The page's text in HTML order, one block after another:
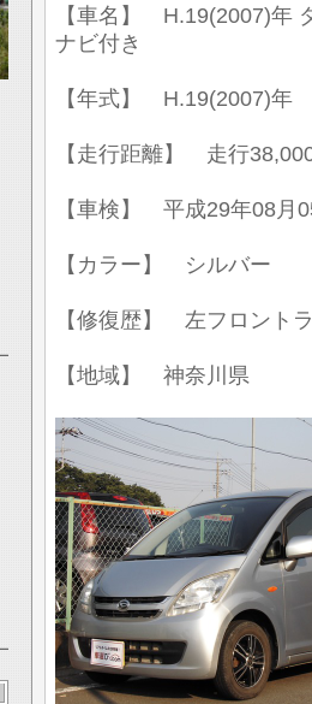
【車名】 H.19(2007)年
ナビ付き
【年式】 H.19(2007)年
【走行距離】 走行
【車検】 平成29年08月
【カラー】 シルバー
【修復歴】 左フロント
【地域】 神奈川県